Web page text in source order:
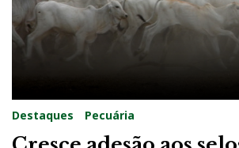
Destaques Pecuária